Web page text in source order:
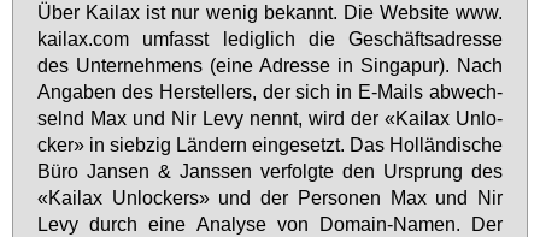
Über Kai­lax ist nur we­nig be­kannt. Die Web­site www.​
kailax.​com um­fasst le­dig­lich die Ge­schäfts­adres­se
des Un­ter­neh­mens (ei­ne Adres­se in Sin­ga­pur). Nach
An­ga­ben des Her­stel­lers, der sich in E-Mails ab­wech­
selnd Max und Nir Le­vy nennt, wird der «Kai­lax Un­lo­
cker» in sieb­zig Län­dern ein­ge­setzt. Das Hol­län­di­sche
Bü­ro Jan­sen & Jans­sen ver­folg­te den Ur­sprung des
«Kai­lax Un­lo­ckers» und der Per­so­nen Max und Nir
Le­vy durch ei­ne Ana­ly­se von Do­main-Na­men. Der